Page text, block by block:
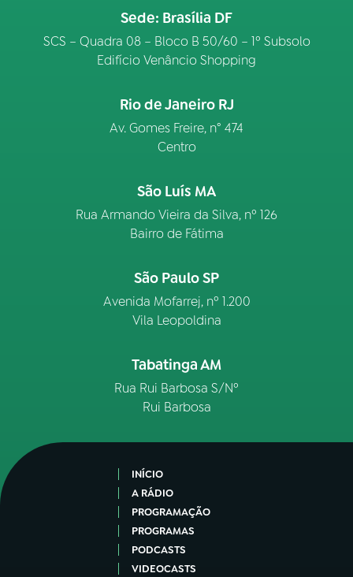
Sede: Brasília DF
SCS – Quadra 08 – Bloco B 50/60 – 1º Subsolo
Edifício Venâncio Shopping
Rio de Janeiro RJ
Av. Gomes Freire, n° 474
Centro
São Luís MA
Rua Armando Vieira da Silva, nº 126
Bairro de Fátima
São Paulo SP
Avenida Mofarrej, nº 1.200
Vila Leopoldina
Tabatinga AM
Rua Rui Barbosa S/Nº
Rui Barbosa
INÍCIO
A RÁDIO
PROGRAMAÇÃO
PROGRAMAS
PODCASTS
VIDEOCASTS